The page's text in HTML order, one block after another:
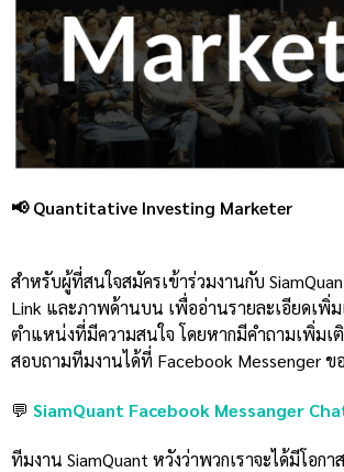
📢 Quantitative Investing Marketer
สำหรับผู้ที่สนใจสมัครเข้าร่วมงานกับ
Link และภาพด้านบน เพื่ออ่านรายละเอียดเพิ่
ตำแหน่งที่มีความสนใจ โดยหากมีคำถามเพิ่มเ
สอบถามทีมงานได้ที่ Facebook Messenger ข
💬 SiamQuant Facebook Messanger
ทีมงาน SiamQuant หวังว่าพวกเราจะได้มีโอกา